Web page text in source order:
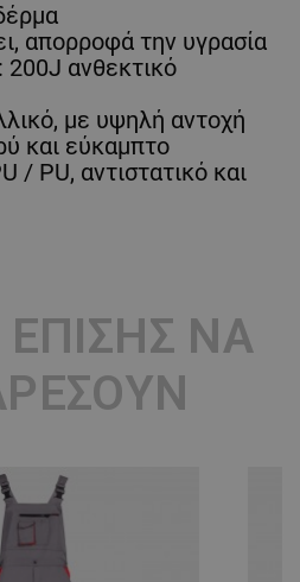
απορροφά την υγρασία
ανθεκτικό
με υψηλή αντοχή
και εύκαμπτο
PU, αντιστατικό και
ΝΑ